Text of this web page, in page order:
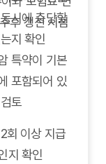
후 갱신 시점
시에 충당할
지 확인
특약이 기본
포함되어 있
토
회 이상 지급
지 확인